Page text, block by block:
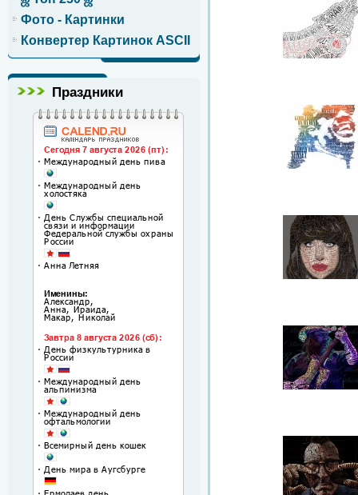
Фото - Картинки
Конвертер Картинок ASCII
Праздники